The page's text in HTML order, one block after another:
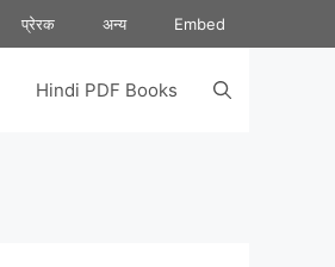
प्रेरक अन्य Embed
Hindi PDF Books